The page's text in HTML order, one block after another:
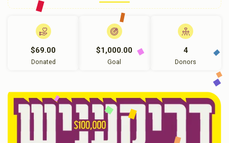
$69.00
Donated
$1,000.00
Goal
4
Donors